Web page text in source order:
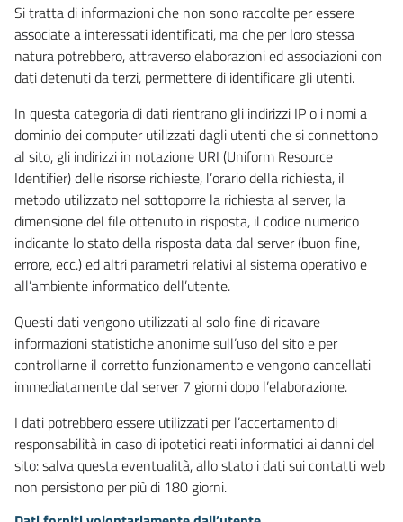
Si tratta di informazioni che non sono raccolte per essere
associate a interessati identificati, ma che per loro stessa
natura potrebbero, attraverso elaborazioni ed associazioni con
dati detenuti da terzi, permettere di identificare gli utenti.
In questa categoria di dati rientrano gli indirizzi IP o i nomi a
dominio dei computer utilizzati dagli utenti che si connettono
al sito, gli indirizzi in notazione URI (Uniform Resource
Identifier) delle risorse richieste, l’orario della richiesta, il
metodo utilizzato nel sottoporre la richiesta al server, la
dimensione del file ottenuto in risposta, il codice numerico
indicante lo stato della risposta data dal server (buon fine,
errore, ecc.) ed altri parametri relativi al sistema operativo e
all’ambiente informatico dell’utente.
Questi dati vengono utilizzati al solo fine di ricavare
informazioni statistiche anonime sull’uso del sito e per
controllarne il corretto funzionamento e vengono cancellati
immediatamente dal server 7 giorni dopo l’elaborazione.
I dati potrebbero essere utilizzati per l’accertamento di
responsabilità in caso di ipotetici reati informatici ai danni del
sito: salva questa eventualità, allo stato i dati sui contatti web
non persistono per più di 180 giorni.